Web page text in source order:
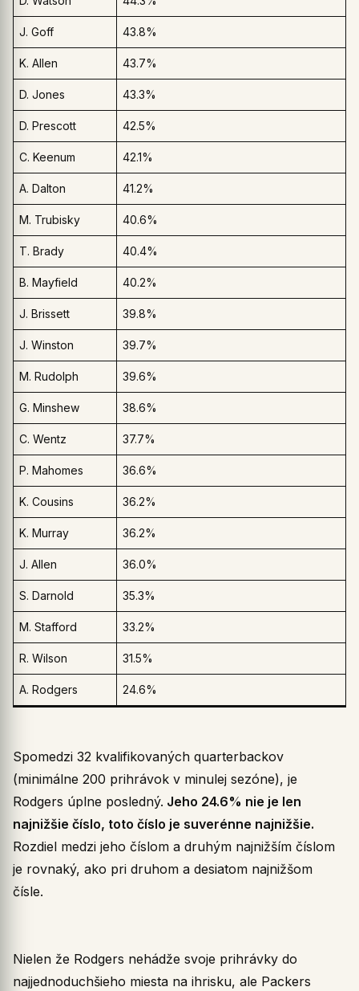
J. Goff 43.8%
K. Allen 43.7%
D. Jones 43.3%
D. Prescott 42.5%
C. Keenum 42.1%
A. Dalton 41.2%
M. Trubisky 40.6%
T. Brady 40.4%
B. Mayfield 40.2%
J. Brissett 39.8%
J. Winston 39.7%
M. Rudolph 39.6%
G. Minshew 38.6%
C. Wentz 37.7%
P. Mahomes 36.6%
K. Cousins 36.2%
K. Murray 36.2%
J. Allen 36.0%
S. Darnold 35.3%
M. Stafford 33.2%
R. Wilson 31.5%
A. Rodgers 24.6%
Spomedzi 32 kvalifikovaných quarterbackov
(minimálne 200 prihrávok v minulej sezóne), je
Rodgers úplne posledný. Jeho 24.6% nie je len
najnižšie číslo, toto číslo je suverénne najnižšie.
Rozdiel medzi jeho číslom a druhým najnižším číslom
je rovnaký, ako pri druhom a desiatom najnižšom
čísle.
Nielen že Rodgers nehádže svoje prihrávky do
najjednoduchšieho miesta na ihrisku, ale Packers